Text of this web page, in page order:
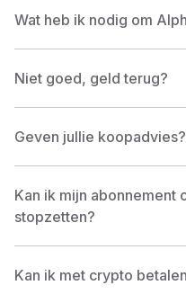
Wat heb ik nodig om
Niet goed, geld terug?
Geven jullie koopadvies?
Kan ik mijn abonnement
stopzetten?
Kan ik met crypto